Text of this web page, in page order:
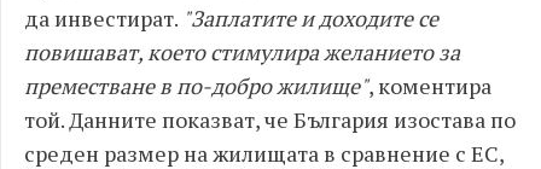
да инвестират. "Заплатите и доходите се
повишават, което стимулира желанието за
преместване в по-добро жилище", коментира
той. Данните показват, че България изостава по
среден размер на жилищата в сравнение с ЕС,